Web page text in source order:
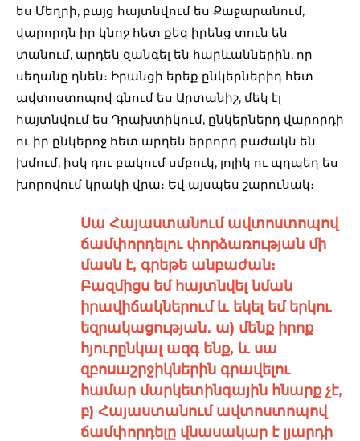
ես Մեղրի, բայց հայտնվում ես Քաջարանում,
վարորդն իր կնոջ հետ քեզ իրենց տուն են
տանում, արդեն զանգել են հարևաններին, որ
սեղանը դնեն։ Իրանցի երեք ընկերներիդ հետ
ավտոստոպով գնում ես Արտանիշ, մեկ էլ
հայտնվում ես Դրախտիկում, ընկերներդ վարորդի
ու իր ընկերոջ հետ արդեն երրորդ բաժակն են
խմում, իսկ դու բակում սմբուկ, լոլիկ ու պղպեղ ես
խորովում կրակի վրա։ Եվ այսպես շարունակ։
Սա Հայաստանում ավտոստոպով
ճամփորդելու փորձառության մի
մասն է, գրեթե անբաժան։
Բազմիցս եմ հայտնվել նման
իրավիճակներում և եկել եմ երկու
եզրակացության․ ա) մենք իրոք
հյուրընկալ ազգ ենք, և սա
զբոսաշրջիկներին գրավելու
համար մարկետինգային հնարք չէ,
բ) Հայաստանում ավտոստոպով
ճամփորդելը վնասակար է լյարդի